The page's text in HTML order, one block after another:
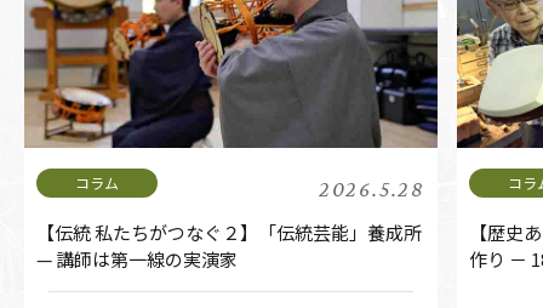
2026.5.28
【伝統 私たちがつなぐ２】「伝統芸能」養成所
— 講師は第一線の実演家
【歴史
作り －